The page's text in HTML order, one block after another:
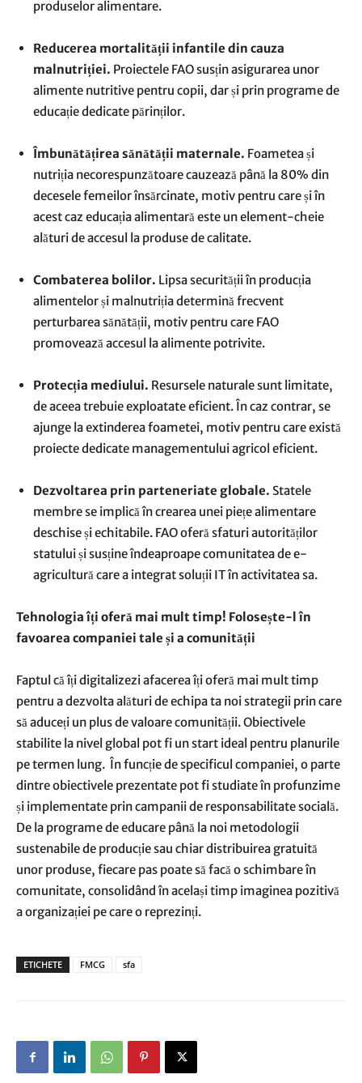
produselor alimentare.
Reducerea mortalității infantile din cauza
malnutriției. Proiectele FAO susțin asigurarea unor
alimente nutritive pentru copii, dar și prin programe de
educație dedicate părinților.
Îmbunătățirea sănătății maternale. Foametea și
nutriția necorespunzătoare cauzează până la 80% din
decesele femeilor însărcinate, motiv pentru care și în
acest caz educația alimentară este un element-cheie
alături de accesul la produse de calitate.
Combaterea bolilor. Lipsa securității în producția
alimentelor și malnutriția determină frecvent
perturbarea sănătății, motiv pentru care FAO
promovează accesul la alimente potrivite.
Protecția mediului. Resursele naturale sunt limitate,
de aceea trebuie exploatate eficient. În caz contrar, se
ajunge la extinderea foametei, motiv pentru care există
proiecte dedicate managementului agricol eficient.
Dezvoltarea prin parteneriate globale. Statele
membre se implică în crearea unei piețe alimentare
deschise și echitabile. FAO oferă sfaturi autorităților
statului și susține îndeaproape comunitatea de e-
agricultură care a integrat soluții IT în activitatea sa.
Tehnologia îți oferă mai mult timp! Folosește-l în
favoarea companiei tale și a comunității
Faptul că îți digitalizezi afacerea îți oferă mai mult timp
pentru a dezvolta alături de echipa ta noi strategii prin care
să aduceți un plus de valoare comunității. Obiectivele
stabilite la nivel global pot fi un start ideal pentru planurile
pe termen lung. În funcție de specificul companiei, o parte
dintre obiectivele prezentate pot fi studiate în profunzime
și implementate prin campanii de responsabilitate socială.
De la programe de educare până la noi metodologii
sustenabile de producție sau chiar distribuirea gratuită
unor produse, fiecare pas poate să facă o schimbare în
comunitate, consolidând în același timp imaginea pozitivă
a organizației pe care o reprezinți.
ETICHETE FMCG sfa